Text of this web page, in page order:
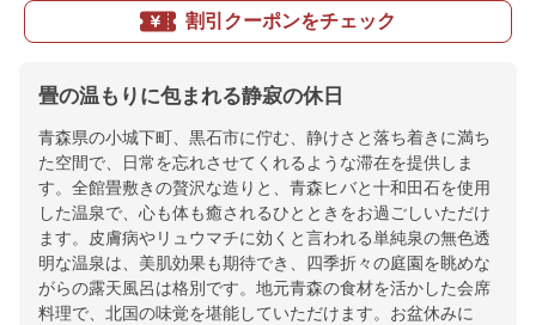
割引クーポンをチェック
畳の温もりに包まれる静寂の休日
青森県の小城下町、黒石市に佇む、静けさと落ち着きに満ち
た空間で、日常を忘れさせてくれるような滞在を提供しま
す。全館畳敷きの贅沢な造りと、青森ヒバと十和田石を使用
した温泉で、心も体も癒されるひとときをお過ごしいただけ
ます。皮膚病やリュウマチに効くと言われる単純泉の無色透
明な温泉は、美肌効果も期待でき、四季折々の庭園を眺めな
がらの露天風呂は格別です。地元青森の食材を活かした会席
料理で、北国の味覚を堪能していただけます。お盆休みに